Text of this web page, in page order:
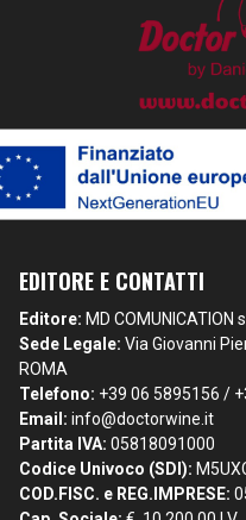
EDITORE E CONTATTI
Editore: MD COMUNICATION
Sede Legale: Via Giovanni
ROMA
Telefono: +39 06 5895156 /
Email: info@doctorwine.it
Partita IVA: 05818091000
Codice Univoco (SDI):
COD.FISC. e REG.IMPRESE: